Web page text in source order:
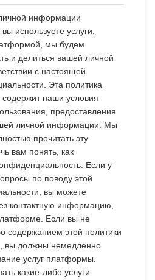
информации
используете услуги,
мы будем
и делиться вашей личной
с настоящей
Эта политика
наши условия
предоставления
личной информации. Мы
прочитать эту
вам понять, как
Если у
по поводу этой
вы можете
контактную информацию,
Если вы не
содержанием этой политики
вы должны немедленно
услуг платформы.
какие-либо услуги